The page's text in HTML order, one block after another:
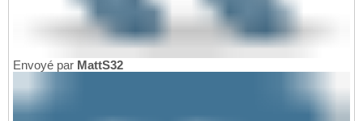
Envoyé par MattS32